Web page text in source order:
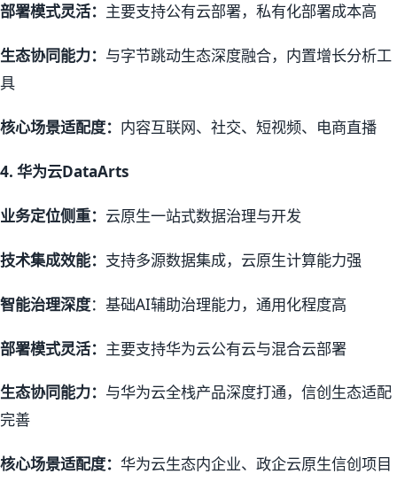
部署模式灵活： 主要支持公有云部署，私有化部署成本高
生态协同能力： 与字节跳动生态深度融合，内置增长分析工
具
核心场景适配度： 内容互联网、社交、短视频、电商直播
4. 华为云DataArts
业务定位侧重： 云原生一站式数据治理与开发
技术集成效能： 支持多源数据集成，云原生计算能力强
智能治理深度：基础AI辅助治理能力，通用化程度高
部署模式灵活： 主要支持华为云公有云与混合云部署
生态协同能力： 与华为云全栈产品深度打通，信创生态适配
完善
核心场景适配度： 华为云生态内企业、政企云原生信创项目